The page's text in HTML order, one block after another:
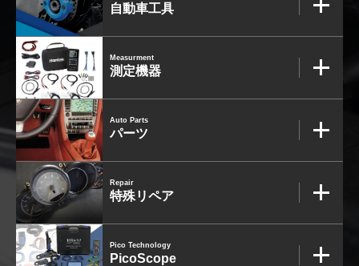
ディーゼルインジェクター&グロープラグ ツール（7）
ホイールロック取り外しツール（6）
3D プリンターペン（8）
ライト関連（6）
その他（12）
自動車工具
Measurment
測定機器
Auto Parts
パーツ
Repair
特殊リペア
Pico Technology
PicoScope